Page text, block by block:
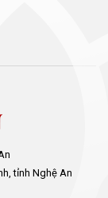
tỉnh Nghệ An